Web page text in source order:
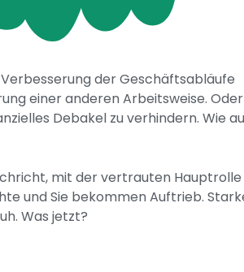
der Geschäftsabläufe
einer anderen Arbeitsweise. Oder
Debakel zu verhindern. Wie
mit der vertrauten Hauptrolle
und Sie bekommen Auftrieb.
Was jetzt?